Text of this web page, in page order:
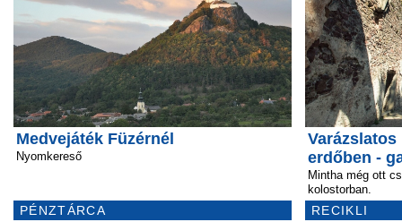
Medvejáték Füzérnél
Nyomkereső
PÉNZTÁRCA
erdőben -
Mintha még ott
kolostorban.
RECIKLI